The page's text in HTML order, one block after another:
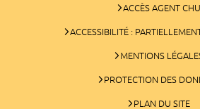
ACCÈS AGENT CHU
ACCESSIBILITÉ :
MENTIONS
PROTECTION DES
PLAN DU SITE